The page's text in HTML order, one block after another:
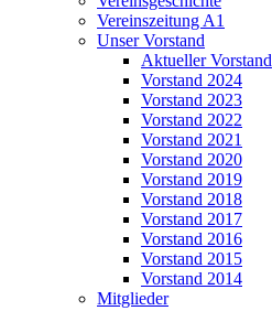
Vereinszeitung A1
Unser Vorstand
Aktueller Vorstand
Vorstand 2024
Vorstand 2023
Vorstand 2022
Vorstand 2021
Vorstand 2020
Vorstand 2019
Vorstand 2018
Vorstand 2017
Vorstand 2016
Vorstand 2015
Vorstand 2014
Mitglieder